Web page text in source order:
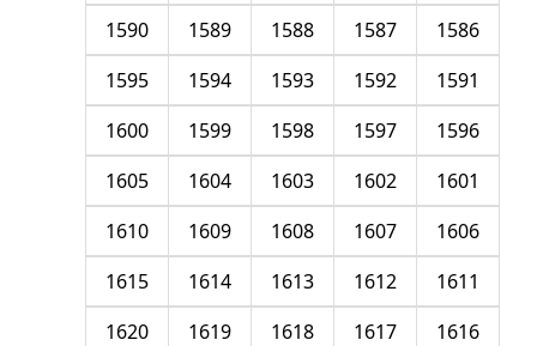
1586
1587
1588
1589
1590
1591
1592
1593
1594
1595
1596
1597
1598
1599
1600
1601
1602
1603
1604
1605
1606
1607
1608
1609
1610
1611
1612
1613
1614
1615
1616
1617
1618
1619
1620